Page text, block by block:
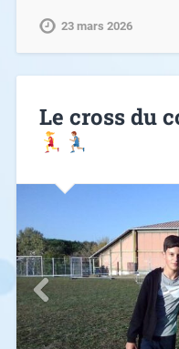
23 mars 2026
Le cross du